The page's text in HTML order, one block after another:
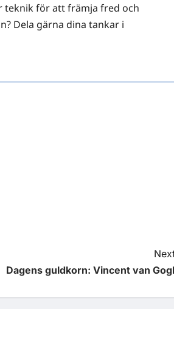
teknik för att främja fred och
Dela gärna dina tankar i
Dagens guldkorn: Vincent van